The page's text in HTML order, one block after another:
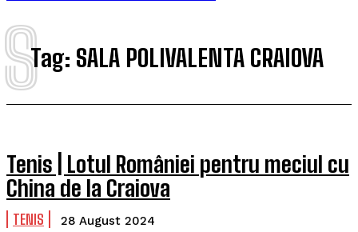
Tag: SALA POLIVALENTA CRAIOVA
S
Tenis | Lotul României pentru meciul cu
China de la Craiova
TENIS 28 August 2024